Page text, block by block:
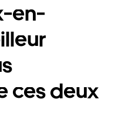
en-
ces deux